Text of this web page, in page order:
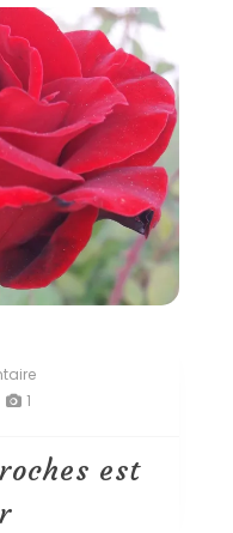
on
proches
est
1
est